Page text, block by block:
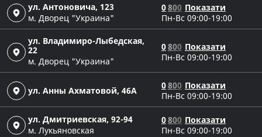
ул. Антоновича, 123
м. Дворец "Украина"
0800 Показати
Пн-Вс 09:00-19:00
ул. Владимиро-Лыбедская,
22
м. Дворец "Украина"
0800 Показати
Пн-Вс 09:00-19:00
ул. Анны Ахматовой, 46А 0800 Показати
Пн-Вс 09:00-19:00
ул. Дмитриевская, 92-94
м. Лукьяновская
0800 Показати
Пн-Вс 09:00-19:00